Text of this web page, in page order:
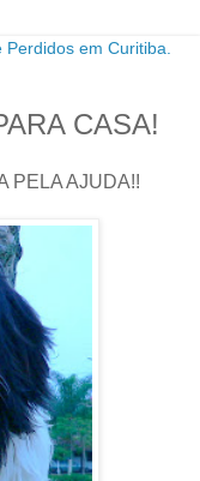
CASA!
PELA AJUDA!!